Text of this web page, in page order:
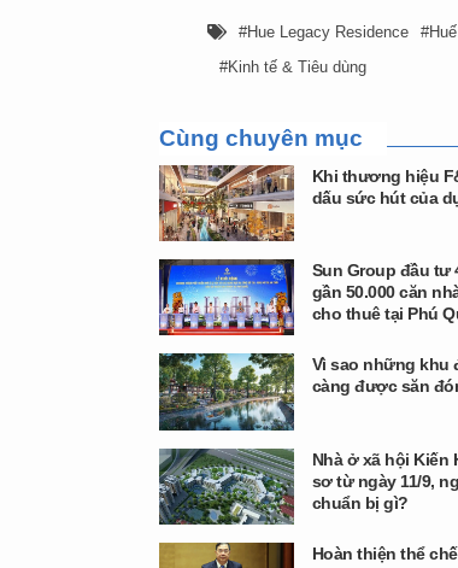
Hue Legacy Residence Huế
Kinh tế & Tiêu dùng
Cùng chuyên mục
Khi thương hiệu
dấu sức hút của
Sun Group đầu tư
gần 50.000 căn
cho thuê tại Phú
Vì sao những khu
càng được săn
Nhà ở xã hội Kiến
sơ từ ngày 11/9,
chuẩn bị gì?
Hoàn thiện thể